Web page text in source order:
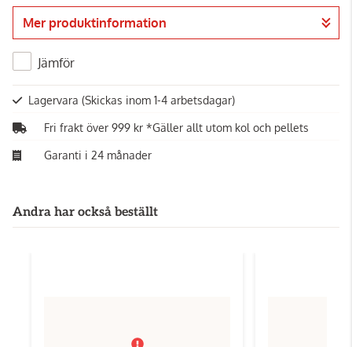
Gå till kassan
Mer produktinformation
Jämför
Lagervara (Skickas inom 1-4 arbetsdagar)
Fri frakt över 999 kr *Gäller allt utom kol och pellets
Garanti i 24 månader
Andra har också beställt